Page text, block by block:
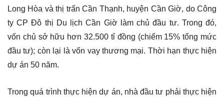
Long Hòa và thị trấn Cần Thạnh, huyện Cần Giờ, do Công
ty CP Đô thị Du lịch Cần Giờ làm chủ đầu tư. Trong đó,
vốn chủ sở hữu hơn 32.500 tỉ đồng (chiếm 15% tổng mức
đầu tư); còn lại là vốn vay thương mại. Thời hạn thực hiện
dự án 50 năm.
Trong quá trình thực hiện dự án, nhà đầu tư phải thực hiện